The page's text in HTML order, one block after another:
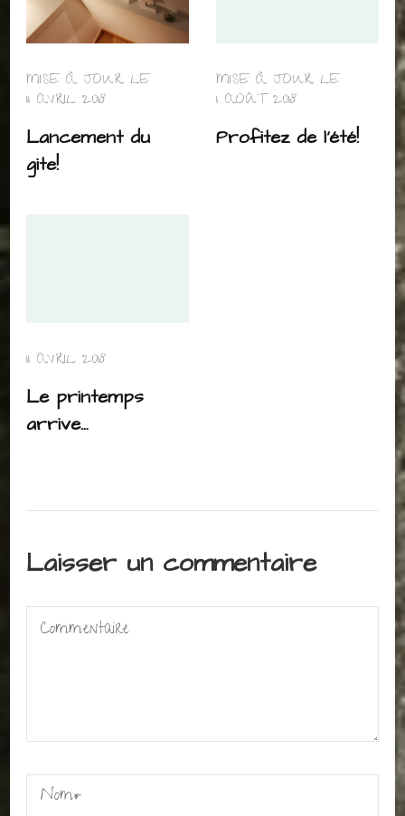
MISE À JOUR LE
11 AVRIL 2018
Lancement du
gite!
MISE À JOUR LE
1 AOÛT 2018
Profitez de l’été!
11 AVRIL 2018
Le printemps
arrive…
Laisser un commentaire